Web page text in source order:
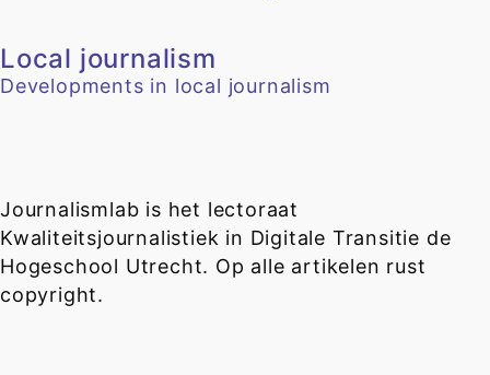
Local journalism
Developments in local journalism
Journalismlab is het lectoraat
Kwaliteitsjournalistiek in Digitale Transitie de
Hogeschool Utrecht. Op alle artikelen rust
copyright.